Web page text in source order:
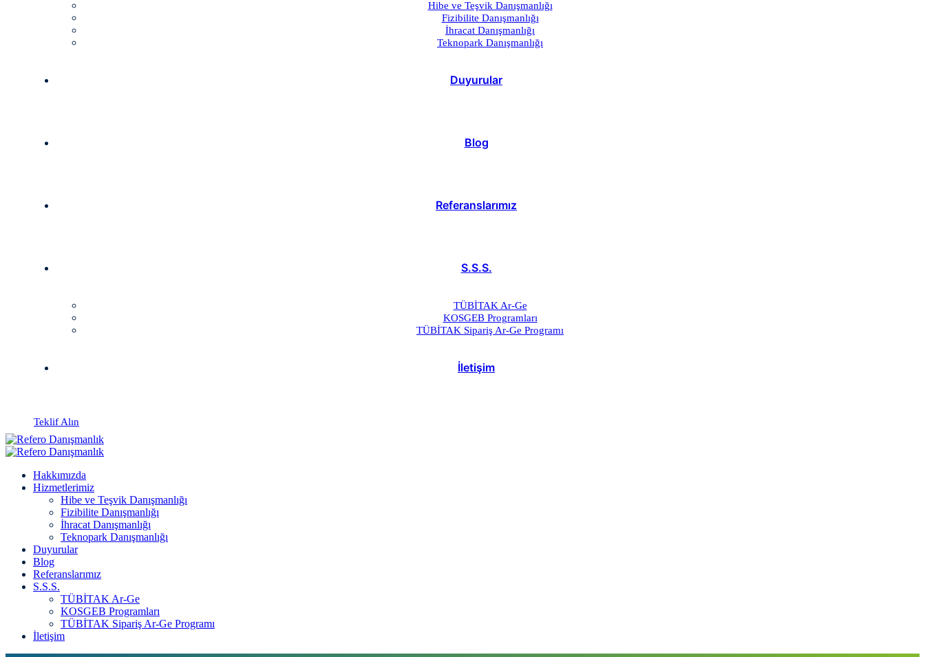
Hibe ve Teşvik Danışmanlığı
Fizibilite Danışmanlığı
İhracat Danışmanlığı
Teknopark Danışmanlığı
Duyurular
Blog
Referanslarımız
S.S.S.
TÜBİTAK Ar-Ge
KOSGEB Programları
TÜBİTAK Sipariş Ar-Ge Programı
İletişim
Teklif Alın
Hakkımızda
Hizmetlerimiz
Hibe ve Teşvik Danışmanlığı
Fizibilite Danışmanlığı
İhracat Danışmanlığı
Teknopark Danışmanlığı
Duyurular
Blog
Referanslarımız
S.S.S.
TÜBİTAK Ar-Ge
KOSGEB Programları
TÜBİTAK Sipariş Ar-Ge Programı
İletişim